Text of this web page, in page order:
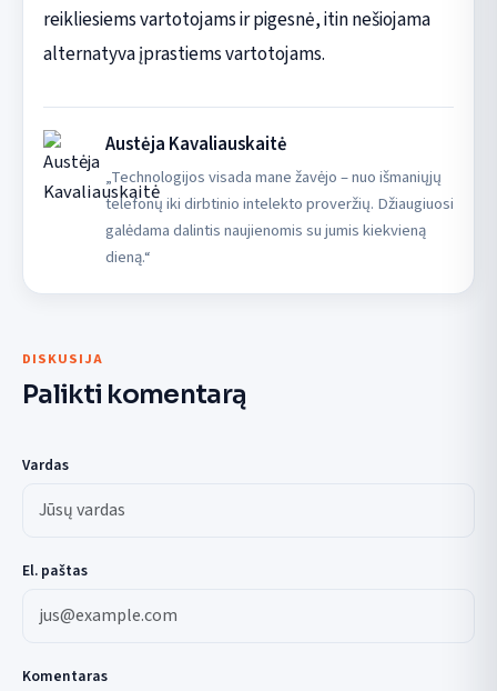
reikliesiems vartotojams ir pigesnė, itin nešiojama
alternatyva įprastiems vartotojams.
Austėja Kavaliauskaitė
„Technologijos visada mane žavėjo – nuo išmaniųjų
telefonų iki dirbtinio intelekto proveržių. Džiaugiuosi
galėdama dalintis naujienomis su jumis kiekvieną
dieną.“
DISKUSIJA
Palikti komentarą
Vardas
El. paštas
Komentaras